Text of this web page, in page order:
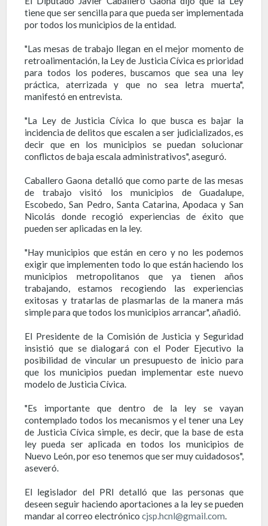
tiene que ser sencilla para que pueda ser implementada
por todos los municipios de la entidad.
"Las mesas de trabajo llegan en el mejor momento de
retroalimentación, la Ley de Justicia Cívica es prioridad
para todos los poderes, buscamos que sea una ley
práctica, aterrizada y que no sea letra muerta",
manifestó en entrevista.
"La Ley de Justicia Cívica lo que busca es bajar la
incidencia de delitos que escalen a ser judicializados, es
decir que en los municipios se puedan solucionar
conflictos de baja escala administrativos", aseguró.
Caballero Gaona detalló que como parte de las mesas
de trabajo visitó los municipios de Guadalupe,
Escobedo, San Pedro, Santa Catarina, Apodaca y San
Nicolás donde recogió experiencias de éxito que
pueden ser aplicadas en la ley.
"Hay municipios que están en cero y no les podemos
exigir que implementen todo lo que están haciendo los
municipios metropolitanos que ya tienen años
trabajando, estamos recogiendo las experiencias
exitosas y tratarlas de plasmarlas de la manera más
simple para que todos los municipios arrancar", añadió.
El Presidente de la Comisión de Justicia y Seguridad
insistió que se dialogará con el Poder Ejecutivo la
posibilidad de vincular un presupuesto de inicio para
que los municipios puedan implementar este nuevo
modelo de Justicia Cívica.
"Es importante que dentro de la ley se vayan
contemplado todos los mecanismos y el tener una Ley
de Justicia Cívica simple, es decir, que la base de esta
ley pueda ser aplicada en todos los municipios de
Nuevo León, por eso tenemos que ser muy cuidadosos",
aseveró.
El legislador del PRI detalló que las personas que
deseen seguir haciendo aportaciones a la ley se pueden
mandar al correo electrónico cjsp.hcnl@gmail.com.